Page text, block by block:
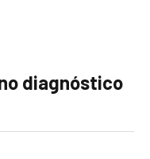
diagnóstico